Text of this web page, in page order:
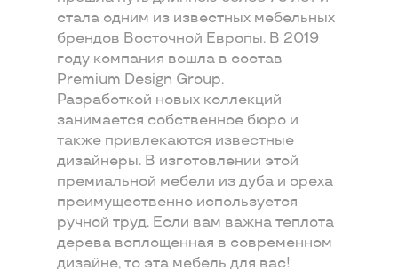
стала одним из известных мебельных
брендов Восточной Европы. В 2019
году компания вошла в состав
Premium Design Group.
Разработкой новых коллекций
занимается собственное бюро и
также привлекаются известные
дизайнеры. В изготовлении этой
премиальной мебели из дуба и ореха
преимущественно используется
ручной труд. Если вам важна теплота
дерева воплощенная в современном
дизайне, то эта мебель для вас!